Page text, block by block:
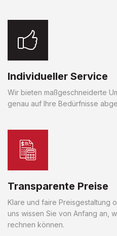
Individueller Service
Wir bieten maßgeschneiderte
genau auf Ihre Bedürfnisse
Transparente Preise
Klare und faire Preisgestaltung
uns wissen Sie von Anfang an,
rechnen können.